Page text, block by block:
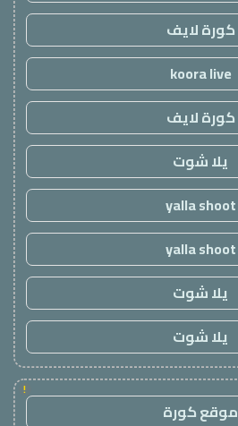
كورة لايف
koora live
كورة لايف
يلا شوت
yalla shoot
yalla shoot
يلا شوت
يلا شوت
!
موقع كورة